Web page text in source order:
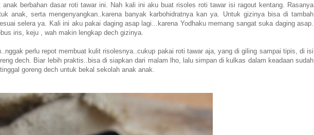
berbahan dasar roti tawar ini. Nah kali ini aku buat risoles roti tawar isi ragout kentang. Rasanya
anak, serta mengenyangkan..karena banyak karbohidratnya kan ya. Untuk gizinya bisa di tambah
selera ya. Kali ini aku pakai daging asap lagi...karena Yodhaku memang sangat suka daging asap.
iris, keju , wah makin lengkap dech gizinya.
perlu repot membuat kulit risolesnya..cukup pakai roti tawar aja, yang di giling sampai tipis, di isi
dech. Biar lebih praktis..bisa di siapkan dari malam lho, lalu simpan di kulkas dalam keadaan sudah
goreng dech untuk bekal sekolah anak anak.